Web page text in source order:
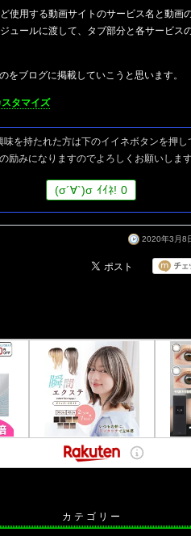
使用する動画サイトのサービス名と動画
ュールに渡して、タブ部分と各サービス
をブログに掲載していこうと思います。
タマイズ
味を持たれた方は下のイイネボタンを押し
励みになりますのでよろしくお願いします
(σ´∀`)σ ｲｲﾈ! 0
2020年3月8
カ テ ゴ リ ー